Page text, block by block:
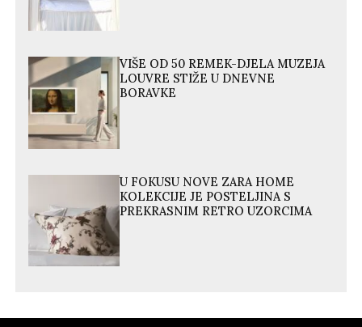
VIŠE OD 50 REMEK-DJELA MUZEJA
LOUVRE STIŽE U DNEVNE
BORAVKE
U FOKUSU NOVE ZARA HOME
KOLEKCIJE JE POSTELJINA S
PREKRASNIM RETRO UZORCIMA